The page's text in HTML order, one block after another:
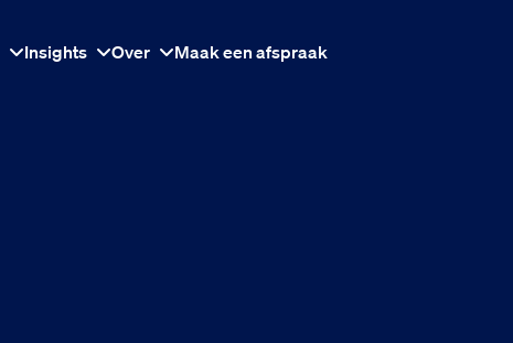
Insights Over Maak een afspraak